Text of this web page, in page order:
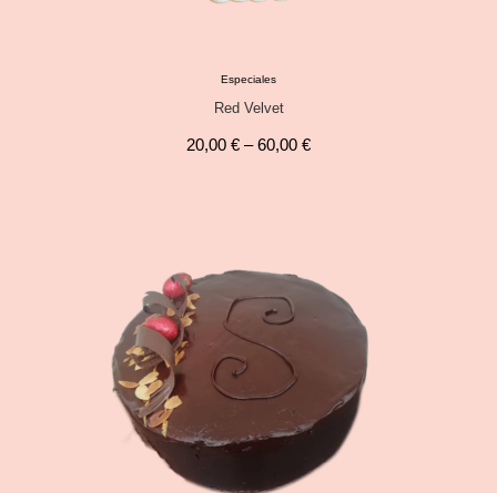
Especiales
Red Velvet
20,00 € –60,00 €